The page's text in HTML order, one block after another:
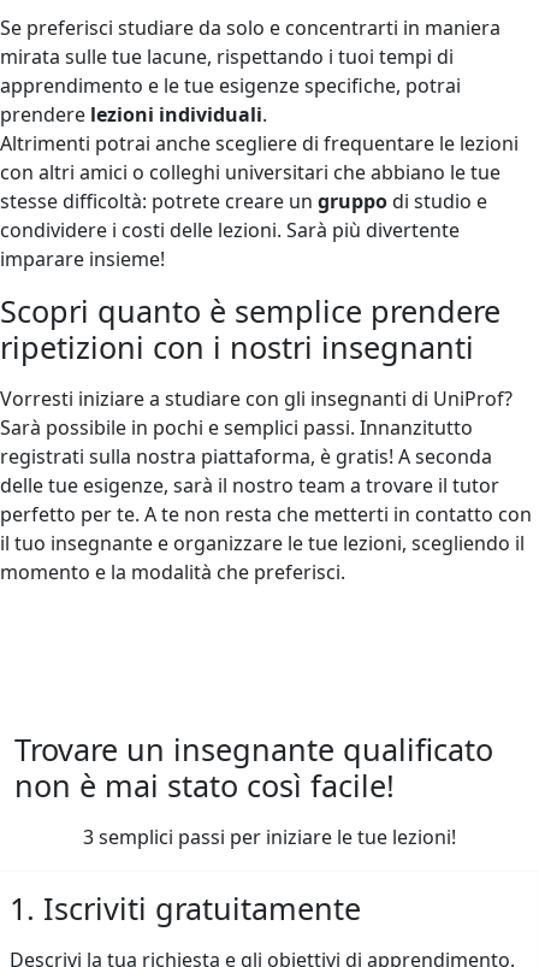
Se preferisci studiare da solo e concentrarti in maniera
mirata sulle tue lacune, rispettando i tuoi tempi di
apprendimento e le tue esigenze specifiche, potrai
prendere lezioni individuali.
Altrimenti potrai anche scegliere di frequentare le lezioni
con altri amici o colleghi universitari che abbiano le tue
stesse difficoltà: potrete creare un gruppodi studio e
condividere i costi delle lezioni. Sarà più divertente
imparare insieme!
Scopri quanto è semplice prendere
ripetizioni con i nostri insegnanti
Vorresti iniziare a studiare con gli insegnanti di UniProf?
Sarà possibile in pochi e semplici passi. Innanzitutto
registrati sulla nostra piattaforma, è gratis! A seconda
delle tue esigenze, sarà il nostro team a trovare il tutor
perfetto per te. A te non resta che metterti in contatto con
il tuo insegnante e organizzare le tue lezioni, scegliendo il
momento e la modalità che preferisci.
Trovare un insegnante qualificato
non è mai stato così facile!
3 semplici passi per iniziare le tue lezioni!
1. Iscriviti gratuitamente
Descrivi la tua richiesta e gli obiettivi di apprendimento.